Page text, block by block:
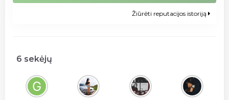
Žiūrėti reputacijos istoriją
6 sekėjų